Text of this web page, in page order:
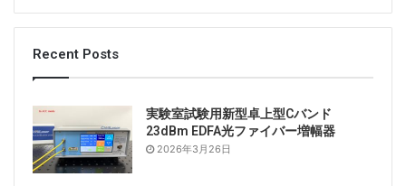
:
Recent Posts
実験室試験用新型卓上型Cバンド
23dBm EDFA光ファイバー増幅器
2026年3月26日